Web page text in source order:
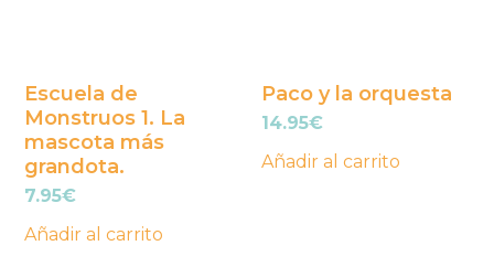
Escuela de
Monstruos 1. La
mascota más
grandota.
7.95€
Añadir al carrito
Paco y la orquesta
14.95€
Añadir al carrito